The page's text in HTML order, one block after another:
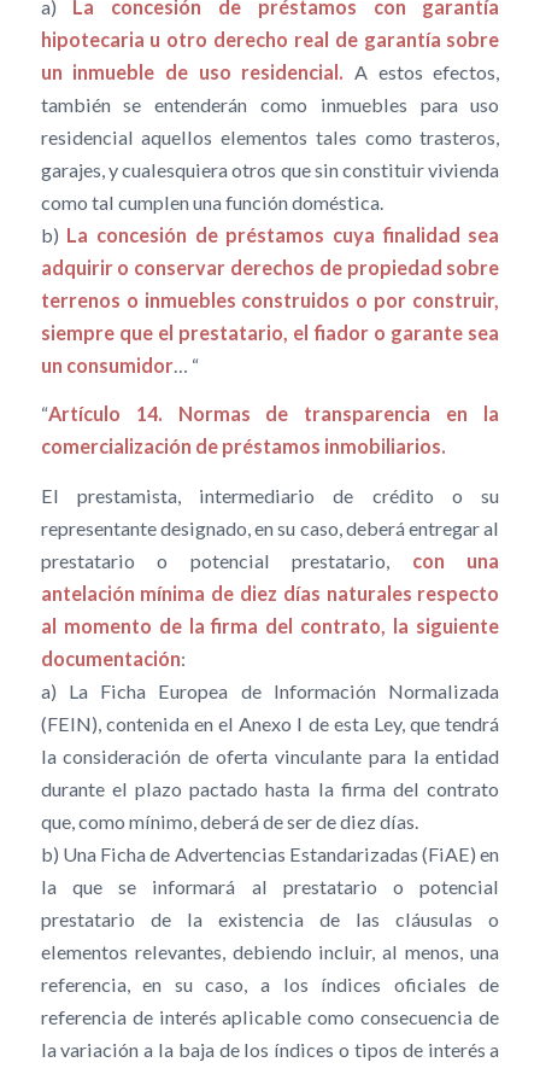
a) La concesión de préstamos con garantía
hipotecaria u otro derecho real de garantía sobre
un inmueble de uso residencial. A estos efectos,
también se entenderán como inmuebles para uso
residencial aquellos elementos tales como trasteros,
garajes, y cualesquiera otros que sin constituir vivienda
como tal cumplen una función doméstica.
b) La concesión de préstamos cuya finalidad sea
adquirir o conservar derechos de propiedad sobre
terrenos o inmuebles construidos o por construir,
siempre que el prestatario, el fiador o garante sea
un consumidor… “
“Artículo 14. Normas de transparencia en la
comercialización de préstamos inmobiliarios.
El prestamista, intermediario de crédito o su
representante designado, en su caso, deberá entregar al
prestatario o potencial prestatario, con una
antelación mínima de diez días naturales respecto
al momento de la firma del contrato, la siguiente
documentación:
a) La Ficha Europea de Información Normalizada
(FEIN), contenida en el Anexo I de esta Ley, que tendrá
la consideración de oferta vinculante para la entidad
durante el plazo pactado hasta la firma del contrato
que, como mínimo, deberá de ser de diez días.
b) Una Ficha de Advertencias Estandarizadas (FiAE) en
la que se informará al prestatario o potencial
prestatario de la existencia de las cláusulas o
elementos relevantes, debiendo incluir, al menos, una
referencia, en su caso, a los índices oficiales de
referencia de interés aplicable como consecuencia de
la variación a la baja de los índices o tipos de interés a